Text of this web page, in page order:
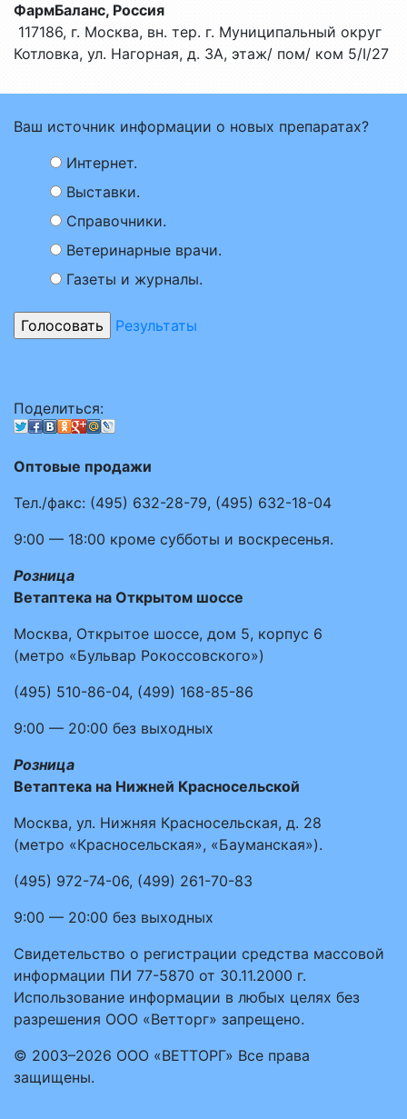
ФармБаланс, Россия
117186, г. Москва, вн. тер. г. Муниципальный округ
Котловка, ул. Нагорная, д. 3А, этаж/ пом/ ком 5/I/27
Ваш источник информации о новых препаратах?
Интернет.
Выставки.
Справочники.
Ветеринарные врачи.
Газеты и журналы.
Результаты
Поделиться:
Оптовые продажи
Тел./факс: (495) 632-28-79, (495) 632-18-04
9:00 — 18:00 кроме субботы и воскресенья.
Розница
Ветаптека на Открытом шоссе
Москва, Открытое шоссе, дом 5, корпус 6
(метро «Бульвар Рокоссовского»)
(495) 510-86-04, (499) 168-85-86
9:00 — 20:00 без выходных
Розница
Ветаптека на Нижней Красносельской
Москва, ул. Нижняя Красносельская, д. 28
(метро «Красносельская», «Бауманская»).
(495) 972-74-06, (499) 261-70-83
9:00 — 20:00 без выходных
Свидетельство о регистрации средства массовой
информации ПИ 77-5870 от 30.11.2000 г.
Использование информации в любых целях без
разрешения ООО «Ветторг» запрещено.
© 2003–2026 ООО «ВЕТТОРГ» Все права
защищены.